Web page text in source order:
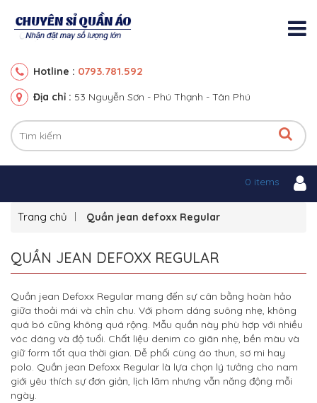
Hotline : 0793.781.592
Địa chỉ : 53 Nguyễn Sơn - Phú Thạnh - Tân Phú
0 items
Trang chủ Quần jean defoxx Regular
QUẦN JEAN DEFOXX REGULAR
Quần jean Defoxx Regular mang đến sự cân bằng hoàn hảo
giữa thoải mái và chỉn chu. Với phom dáng suông nhẹ, không
quá bó cũng không quá rộng. Mẫu quần này phù hợp với nhiều
vóc dáng và độ tuổi. Chất liệu denim co giãn nhẹ, bền màu và
giữ form tốt qua thời gian. Dễ phối cùng áo thun, sơ mi hay
polo. Quần jean Defoxx Regular là lựa chọn lý tưởng cho nam
giới yêu thích sự đơn giản, lịch lãm nhưng vẫn năng động mỗi
ngày.